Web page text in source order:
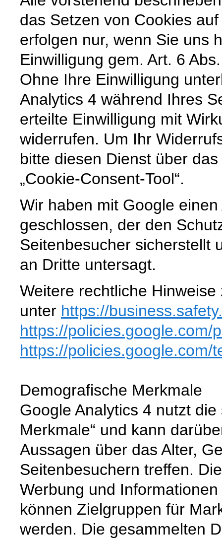
das Setzen von Cookies
erfolgen nur, wenn Sie uns
Einwilligung gem. Art. 6
Ohne Ihre Einwilligung
Analytics 4 während Ihres
erteilte Einwilligung mit
widerrufen. Um Ihr
bitte diesen Dienst über
„Cookie-Consent-Tool“.
Wir haben mit Google
geschlossen, der den
Seitenbesucher sicherstellt
an Dritte untersagt.
Weitere rechtliche
unter https://
https://policies.google.com/
https://policies.google.com/
Demografische Merkmale
Google Analytics 4 nutzt
Merkmale“ und kann
Aussagen über das Alter,
Seitenbesuchern treffen.
Werbung und
können Zielgruppen für
werden. Die gesammelten